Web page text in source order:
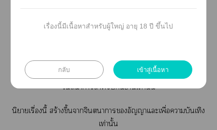
ปล.บุคคลใาไม่มีส่วนเกี่ยวข้องกับเนื้อเรื่องะะ ใช้เพื่อ
จินตนาการสำหรับอ่านเท่านั้น
นิยายเรื่องนี้ สร้างขึ้นาจินตนาการอัญญาแะเพื่อาบันเทิง
เท่านั้น
เรื่องนี้มีเนื้อหาสำหรับผู้ใหญ่ อายุ 18 ปี ขึ้นไป
กลับ เข้าสู่เนื้อหา